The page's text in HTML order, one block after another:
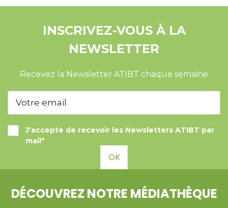
INSCRIVEZ-VOUS À LA
NEWSLETTER
Recevez la Newsletter ATIBT chaque semaine
J'accepte de recevoir les Newsletters ATIBT par
mail*
OK
DÉCOUVREZ NOTRE MÉDIATHÈQUE